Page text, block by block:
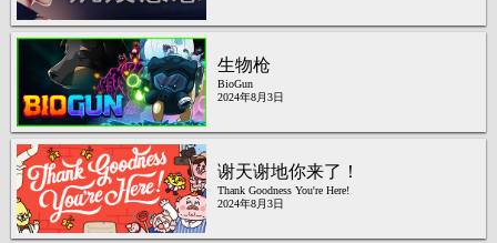
生物枪
BioGun
2024年8月3日
谢天谢地你来了！
Thank Goodness You're Here!
2024年8月3日